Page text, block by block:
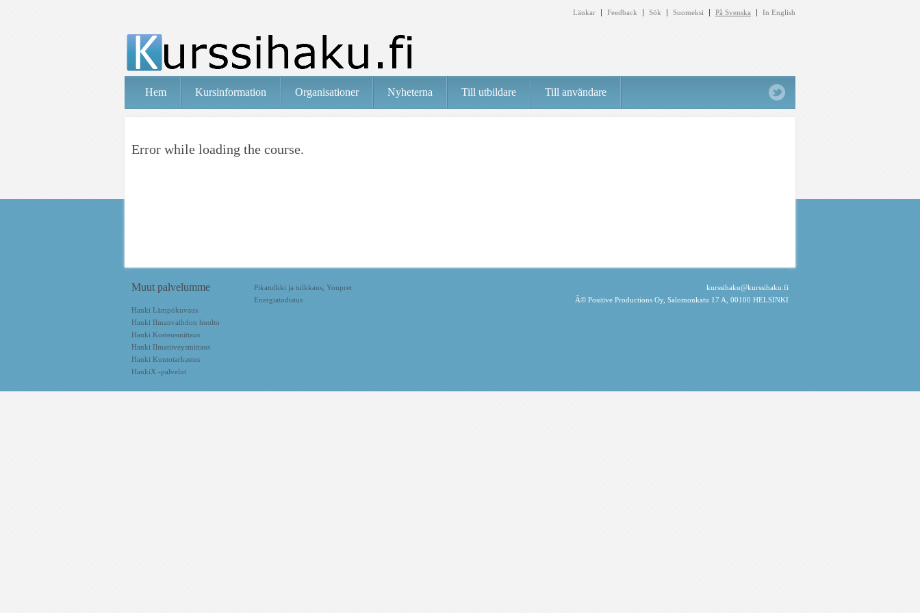
Länkar Feedback Sök Suomeksi På Svenska In English
Hem Kursinformation Organisationer Nyheterna Till utbildare Till användare
Error while loading the course.
Muut palvelumme
Hanki Lämpökuvaus
Hanki Ilmanvaihdon huolto
Hanki Kosteusmittaus
Hanki Ilmatiiveysmittaus
Hanki Kuntotarkastus
HankiX -palvelut
Pikatulkki ja tulkkaus, Youpret
Energiatodistus
kurssihaku@kurssihaku.fi
Â© Positive Productions Oy, Salomonkatu 17 A, 00100 HELSINKI